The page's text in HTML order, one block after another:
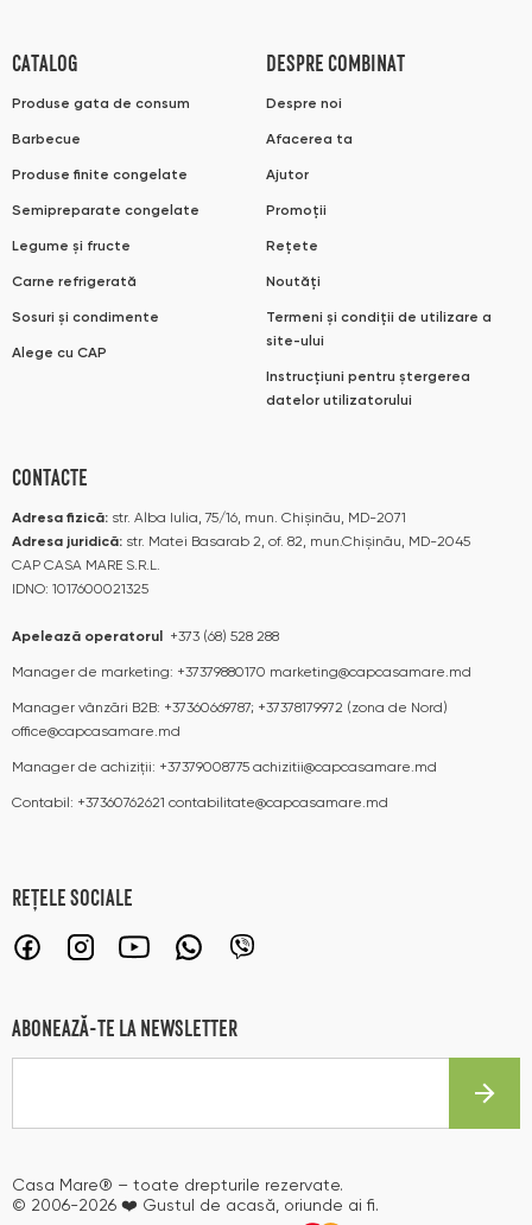
CATALOG
Produse gata de consum
Barbecue
Produse finite congelate
Semipreparate congelate
Legume și fructe
Carne refrigerată
Sosuri și condimente
Alege cu CAP
DESPRE COMBINAT
Despre noi
Afacerea ta
Ajutor
Promoții
Rețete
Noutăți
Termeni și condiții de utilizare a
site-ului
Instrucțiuni pentru ștergerea
datelor utilizatorului
CONTACTE
Adresa fizică: str. Alba Iulia, 75/16, mun. Chișinău, MD-2071
Adresa juridică: str. Matei Basarab 2, of. 82, mun.Chișinău, MD-2045
CAP CASA MARE S.R.L.
IDNO: 1017600021325
Apelează operatorul +373 (68) 528 288
Manager de marketing: +37379880170 marketing@capcasamare.md
Manager vânzări B2B: +37360669787; +37378179972 (zona de Nord)
office@capcasamare.md
Manager de achiziții: +37379008775 achizitii@capcasamare.md
Contabil: +37360762621 contabilitate@capcasamare.md
REȚELE SOCIALE
ABONEAZĂ-TE LA NEWSLETTER
Casa Mare® – toate drepturile rezervate.
© 2006-2026 ❤️ Gustul de acasă, oriunde ai fi.